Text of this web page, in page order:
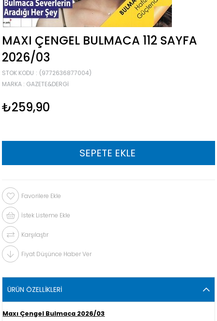
MAXI ÇENGEL BULMACA 112 SAYFA
2026/03
STOK KODU
(9772636877004)
MARKA : GAZETE&DERGI
₺259,90
Favorilere Ekle
İstek Listeme Ekle
Karşılaştır
Fiyat Düşünce Haber Ver
ÜRÜN ÖZELLIKLERI
Maxı Çengel Bulmaca 2026/03